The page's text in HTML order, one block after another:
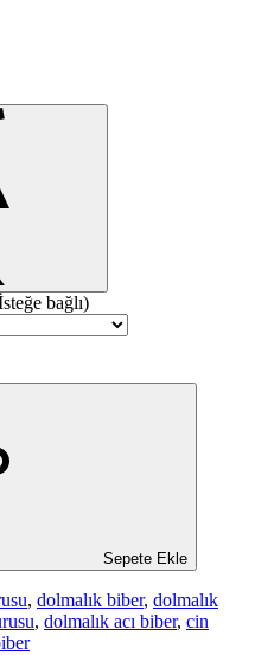
bağlı)
Sepete Ekle
, dolmalık biber, dolmalık
, dolmalık acı biber, cin